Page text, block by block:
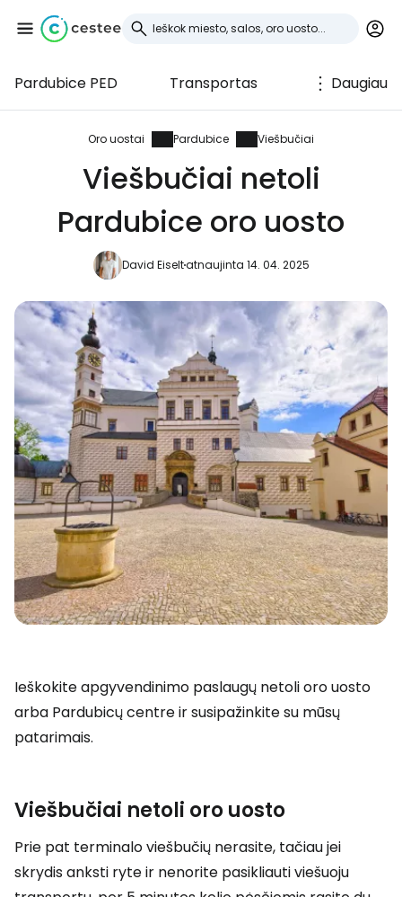
Pardubice PED Transportas Daugiau
Oro uostai Pardubice Viešbučiai
Viešbučiai netoli
Pardubice oro uosto
David Eiseltatnaujinta 14. 04. 2025
Ieškokite apgyvendinimo paslaugų netoli oro uosto
arba Pardubicų centre ir susipažinkite su mūsų
patarimais.
Viešbučiai netoli oro uosto
Prie pat terminalo viešbučių nerasite, tačiau jei
skrydis anksti ryte ir nenorite pasikliauti viešuoju
Prisijunkite prie
Cestee
... pasaulinė kelionių bendruomenė
Tęsti su Facebook
Tęsti el. paštu